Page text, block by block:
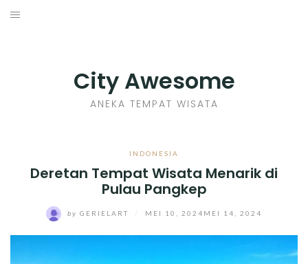
Skip
City Awesome
ANEKA TEMPAT WISATA
INDONESIA
Deretan Tempat Wisata Menarik di
Pulau Pangkep
by GERIELART MEI 10, 2024 MEI 14, 2024
SENI KERAJINAN
INFO GAMES